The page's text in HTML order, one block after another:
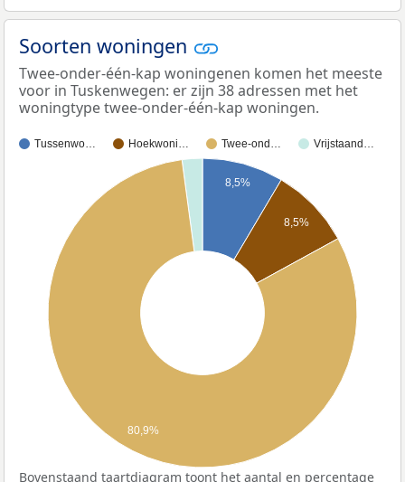
Soorten woningen
Twee-onder-één-kap woningenen komen het meeste
voor in Tuskenwegen: er zijn 38 adressen met het
woningtype twee-onder-één-kap woningen.
Tussenwo… Hoekwoni… Twee-ond… Vrijstaand…
8,5%
8,5%
80,9%
Bovenstaand taartdiagram toont het aantal en percentage